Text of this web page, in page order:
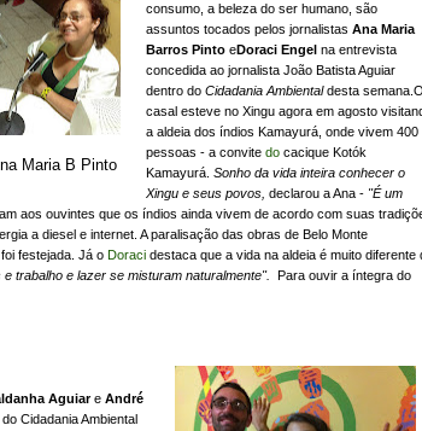
Maria B Pinto
consumo, a beleza do ser humano, são
assuntos tocados pelos jornalistas Ana Maria
Barros PintoeDoraci Engel na entrevista
concedida ao jornalista João Batista Aguiar
dentro do Cidadania Ambientaldesta semana. O
casal esteve no Xingu agora em agosto
a aldeia dos índios Kamayurá, onde vivem 400
pessoas - a convite docacique Kotók
Kamayurá. Sonho da vida inteira conhecer o
Xingu e seus povos, declarou a Ana - "É um
aos ouvintes que os índios ainda vivem de acordo com suas
a diesel e internet. A paralisação das obras de Belo Monte
festejada. Já o Doraci destaca que a vida na aldeia é muito diferente
e trabalho e lazer se misturam naturalmente". Para ouvir a íntegra do
Aguiare André
Cidadania Ambiental